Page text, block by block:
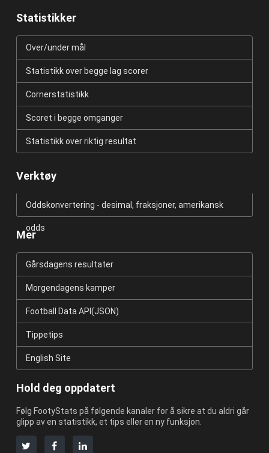
Statistikker
Over/under mål
Statistikk over begge lag scorer
Cornerstatistikk
Scoret i begge omganger
Statistikk over riktig resultat
Verktøy
Oddskonvertering - desimal, fraksjoner, amerikansk
odds
Mer
Gårsdagens resultater
Morgendagens kamper
Football Data API(JSON)
Tippetips
English Site
Hold deg oppdatert
Følg FootyStats på følgende kanaler for å sikre at du aldri går
glipp av en statistikk, et tips eller en ny funksjon.